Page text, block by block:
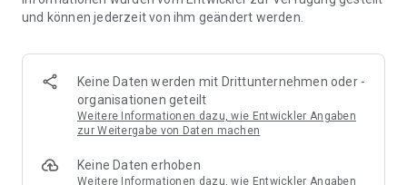
Zutaten von Rezept-Webseiten und verwandle sie
🚀 DEINE VORTEILE IM ALLTAG
* Nie wieder doppelte Einkäufe
* Kein Chaos mehr beim Einkaufen
* Bessere Abstimmung mit Familie & Freunden
* Perfekt für die Essensplanung
und können jederzeit von ihm geändert werden.
Keine Daten werden mit Drittunternehmen oder -
organisationen geteilt
Weitere Informationen dazu, wie Entwickler Angaben
zur Weitergabe von Daten machen
Keine Daten erhoben
Weitere Informationen dazu, wie Entwickler Angaben